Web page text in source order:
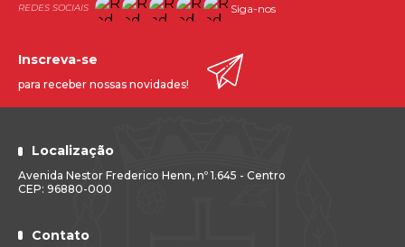
Siga-nos
Localização
Avenida Nestor Frederico Henn, nº 1.645 - Centro
CEP: 96880-000
Contato
Inscreva-se
para receber nossas novidades!